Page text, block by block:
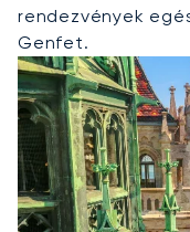
rendezvények
Genfet.